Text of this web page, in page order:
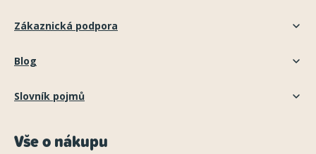
Zákaznická podpora
Blog
Slovník pojmů
Vše o nákupu